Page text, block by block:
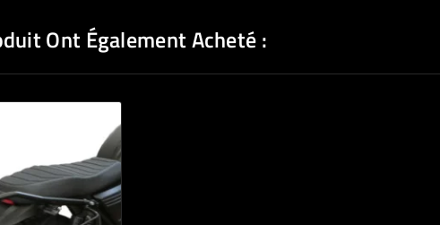
Ont Également Acheté :